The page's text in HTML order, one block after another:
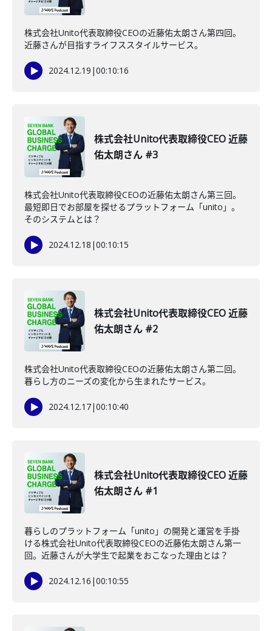
株式会社Unito代表取締役CEOの近藤佑太朗さん第四回。
近藤さんが目指すライフススタイルサービス。
2024.12.19 |00:10:16
株式会社Unito代表取締役CEO 近藤
佑太朗さん #3
株式会社Unito代表取締役CEOの近藤佑太朗さん第三回。
最短即日でお部屋を探せるプラットフォーム「unito」。
そのシステムとは？
2024.12.18 |00:10:15
株式会社Unito代表取締役CEO 近藤
佑太朗さん #2
株式会社Unito代表取締役CEOの近藤佑太朗さん第二回。
暮らし方のニーズの変化から生まれたサービス。
2024.12.17|00:10:40
株式会社Unito代表取締役CEO 近藤
佑太朗さん #1
暮らしのプラットフォーム「unito」の開発と運営を手掛
ける株式会社Unito代表取締役CEOの近藤佑太朗さん第一
回。近藤さんが大学生で起業をおこなった理由とは？
2024.12.16 |00:10:55